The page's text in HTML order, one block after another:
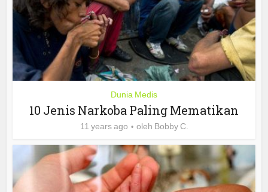
Dunia Medis
10 Jenis Narkoba Paling Mematikan
11 years ago oleh Bobby C.